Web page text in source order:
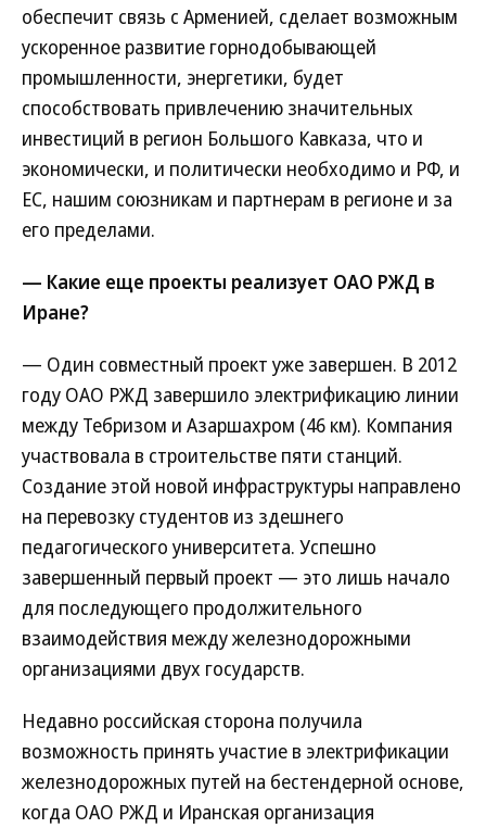
обеспечит связь с Арменией, сделает возможным
ускоренное развитие горнодобывающей
промышленности, энергетики, будет
способствовать привлечению значительных
инвестиций в регион Большого Кавказа, что и
экономически, и политически необходимо и РФ, и
ЕС, нашим союзникам и партнерам в регионе и за
его пределами.
— Какие еще проекты реализует ОАО РЖД в
Иране?
— Один совместный проект уже завершен. В 2012
году ОАО РЖД завершило электрификацию линии
между Тебризом и Азаршахром (46 км). Компания
участвовала в строительстве пяти станций.
Создание этой новой инфраструктуры направлено
на перевозку студентов из здешнего
педагогического университета. Успешно
завершенный первый проект — это лишь начало
для последующего продолжительного
взаимодействия между железнодорожными
организациями двух государств.
Недавно российская сторона получила
возможность принять участие в электрификации
железнодорожных путей на бестендерной основе,
когда ОАО РЖД и Иранская организация